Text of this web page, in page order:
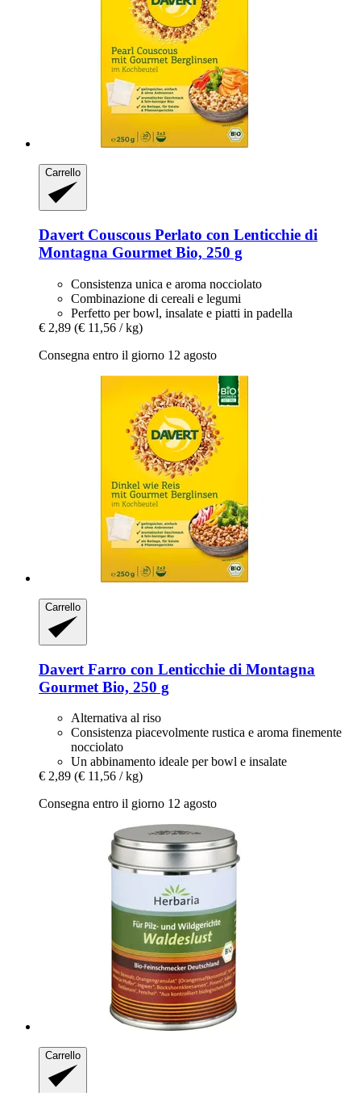
Carrello
Davert Couscous Perlato con Lenticchie di
Montagna Gourmet Bio, 250 g
Consistenza unica e aroma nocciolato
Combinazione di cereali e legumi
Perfetto per bowl, insalate e piatti in padella
€ 2,89 (€ 11,56 / kg)
Consegna entro il giorno 12 agosto
Carrello
Davert Farro con Lenticchie di Montagna
Gourmet Bio, 250 g
Alternativa al riso
Consistenza piacevolmente rustica e aroma finemente
nocciolato
Un abbinamento ideale per bowl e insalate
€ 2,89 (€ 11,56 / kg)
Consegna entro il giorno 12 agosto
Carrello